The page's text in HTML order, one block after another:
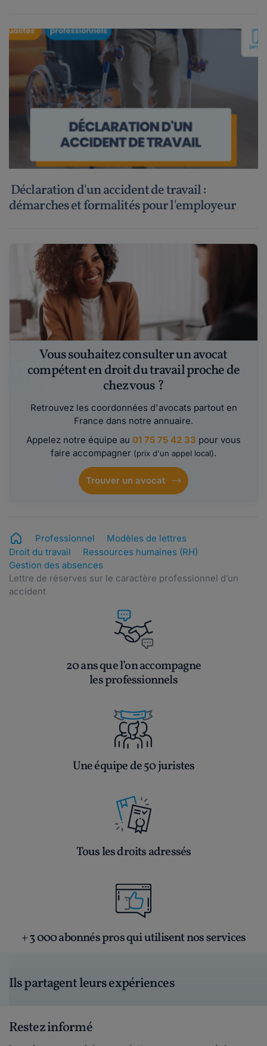
Déclaration d'un accident de travail :
démarches et formalités pour l'employeur
Vous souhaitez consulter un avocat
compétent en droit du travail proche de
chez vous ?
Retrouvez les coordonnées d'avocats partout en
France dans notre annuaire.
Appelez notre équipe au 01 75 75 42 33 pour vous
faire accompagner (prix d'un appel local).
Trouver un avocat
Professionnel
Modèles de lettres
Droit du travail
Ressources humaines (RH)
Gestion des absences
Lettre de réserves sur le caractère professionnel d’un
accident
20 ans que l’on accompagne
les professionnels
Une équipe de 50 juristes
Tous les droits adressés
+ 3 000 abonnés pros qui utilisent nos services
Ils partagent leurs expériences
Restez informé